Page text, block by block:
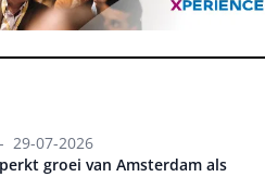
29-07-2026
groei van Amsterdam als